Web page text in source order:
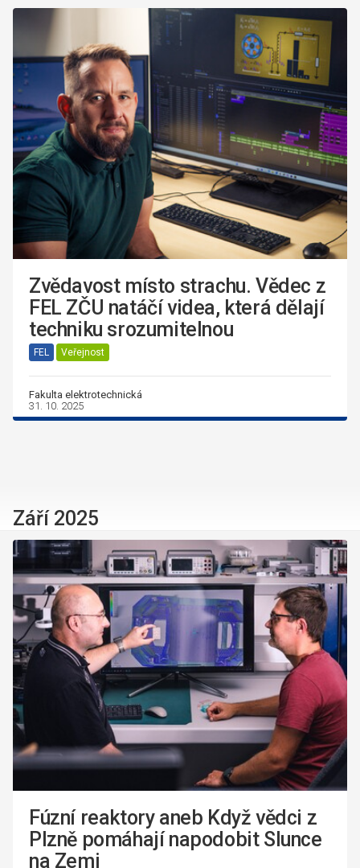
Zvědavost místo strachu. Vědec z
FEL ZČU natáčí videa, která dělají
techniku srozumitelnou
FEL Veřejnost
Fakulta elektrotechnická
31. 10. 2025
Září 2025
Fúzní reaktory aneb Když vědci z
Plzně pomáhají napodobit Slunce
na Zemi